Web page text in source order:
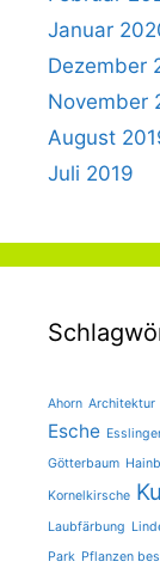
Januar
Dezember
November
August
Juli 2019
Ahorn Architektur
Esche
Götterbaum
Kornelkirsche
Laubfärbung
Park Pflanzen